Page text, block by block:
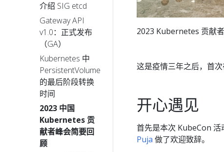
介绍 SIG etcd
Gateway API
v1.0：正式发布
（GA）
Kubernetes 中
PersistentVolume
的最后阶段转换
时间
2023 中国
Kubernetes 贡
献者峰会简要回
顾
2023 Kubernetes 贡献
这是疫情三年之后，首
开心遇见
首先是本次 KubeCon
Puja 做了欢迎致辞。